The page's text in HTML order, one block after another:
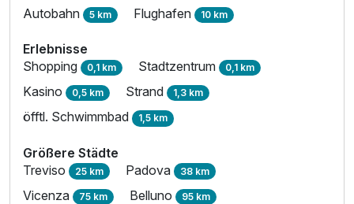
Autobahn 5 km Flughafen 10 km
Erlebnisse
Shopping 0,1 km Stadtzentrum 0,1 km
Kasino 0,5 km Strand 1,3 km
öfftl. Schwimmbad 1,5 km
Größere Städte
Treviso 25 km Padova 38 km
Vicenza 75 km Belluno 95 km